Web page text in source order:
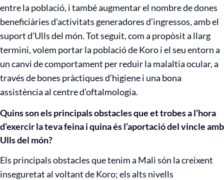
entre la població, i també augmentar el nombre de dones
beneficiàries d’activitats generadores d’ingressos, amb el
suport d’Ulls del món. Tot seguit, com a propòsit a llarg
termini, volem portar la població de Koro i el seu entorn a
un canvi de comportament per reduir la malaltia ocular, a
través de bones pràctiques d’higiene i una bona
assistència al centre d’oftalmologia.
Quins son els principals obstacles que et trobes a l’hora
d’exercir la teva feina i quina és l’aportació del vincle amb
Ulls del món?
Els principals obstacles que tenim a Mali són la creixent
inseguretat al voltant de Koro; els alts nivells